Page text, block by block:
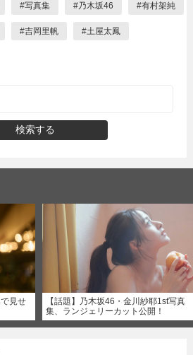
#写真集 #乃木坂46 #有村架純
#吉岡里帆 #土屋太鳳
検索する
見せ
【話題】乃木坂46・金川紗耶1st写真
集、ランジェリーカット公開！